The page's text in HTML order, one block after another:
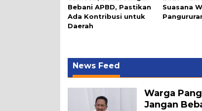
Bebani APBD, Pastikan
Ada Kontribusi untuk
Daerah
Suasana
News Feed
Warga
Jangan